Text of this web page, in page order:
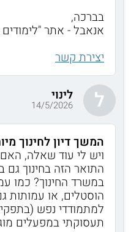
בברכה,
אנאבל - אתר
יצירת קשר
ל לינוי
14/5/2026
המשך דיון לחינוך
ויש לי עוד שאלה,
התואר הזה בחינוך גם
במשרד החינוך? כמו
הוסטלים, או עמותות
למתמודדי נפש
תעסוקתי במפעלים